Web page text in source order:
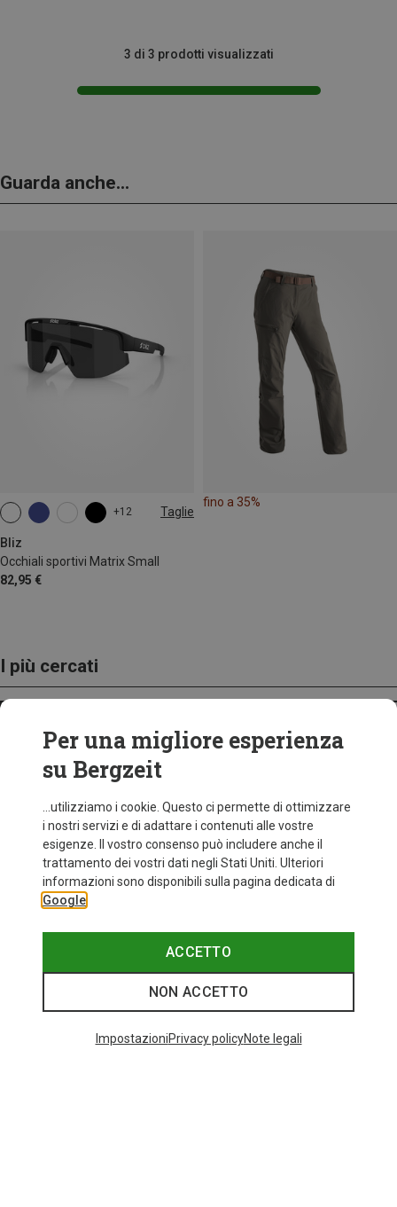
3 di 3 prodotti visualizzati
Guarda anche...
+12 Taglie
Bliz
Occhiali sportivi Matrix Small
82,95 €
ONE SIZE
fino a 35%
I più cercati
Per una migliore esperienza
su Bergzeit
...utilizziamo i cookie. Questo ci permette di ottimizzare
i nostri servizi e di adattare i contenuti alle vostre
esigenze. Il vostro consenso può includere anche il
trattamento dei vostri dati negli Stati Uniti. Ulteriori
informazioni sono disponibili sulla pagina dedicata di
Google
ACCETTO
NON ACCETTO
ImpostazioniPrivacy policyNote legali